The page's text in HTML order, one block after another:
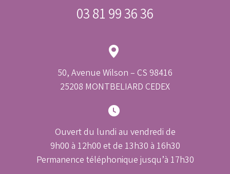
03 81 99 36 36
50, Avenue Wilson – CS 98416
25208 MONTBELIARD CEDEX
Ouvert du lundi au vendredi de
9h00 à 12h00 et de 13h30 à 16h30
Permanence téléphonique jusqu’à 17h30